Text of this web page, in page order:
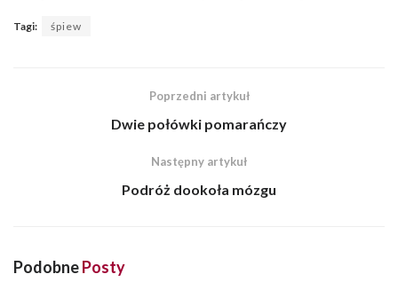
Tagi: śpiew
Poprzedni artykuł
Dwie połówki pomarańczy
Następny artykuł
Podróż dookoła mózgu
PodobnePosty